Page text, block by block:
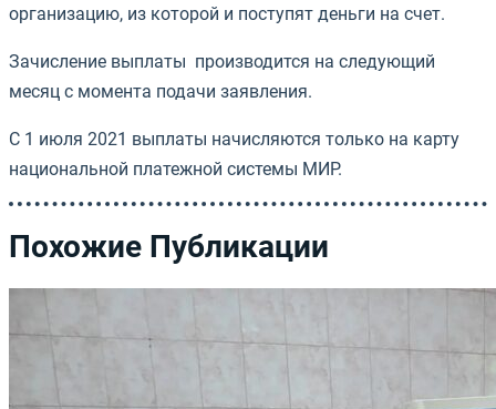
организацию, из которой и поступят деньги на счет.
Зачисление выплаты производится на следующий
месяц с момента подачи заявления.
С 1 июля 2021 выплаты начисляются только на карту
национальной платежной системы МИР.
Похожие Публикации